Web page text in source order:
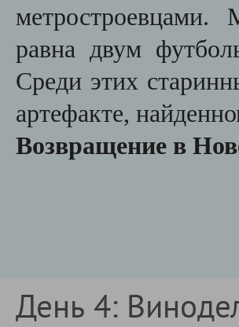
равна двум
Среди этих
артефакте,
Возвращение в
День 4: